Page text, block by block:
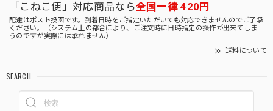
「こねこ便」対応商品なら全国一律 420円
配達はポスト投函です。到着日時をご指定いただいても対応できませんのでご了承
ください。（システム上の都合により、ご注文時に日時指定の操作が出来てしま
うのですが実際には承れません）
送料について
SEARCH